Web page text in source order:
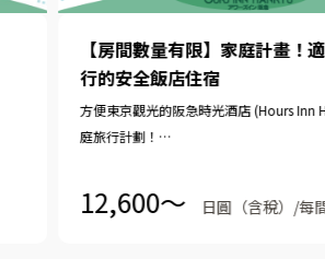
【房間數量有限】家庭計畫！
行的安全飯店住宿
方便東京觀光的阪急時光酒店 (Hours Inn
庭旅行計劃！
我們也提供 11:00 之前的免費加時優惠。
12,600〜 日圓（含稅）/每